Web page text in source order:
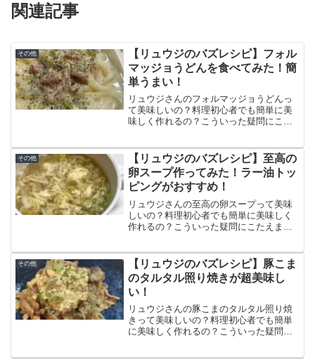
関連記事
その他
【リュウジのバズレシピ】フォル
マッジョうどんを食べてみた！簡
単うまい！
リュウジさんのフォルマッジョうどんっ
て美味しいの？料理初心者でも簡単に美
味しく作れるの？こういった疑問にこた
とめています。電子レンジ調理でめっち
ゃ簡単！クリーミーでとっても美味しい
うどんです！
その他
【リュウジのバズレシピ】至高の
卵スープ作ってみた！ラー油トッ
ピングがおすすめ！
リュウジさんの至高の卵スープって美味
しいの？料理初心者でも簡単に美味しく
作れるの？こういった疑問にこたえま
す。ふわふわの卵とシャキシャキのネギ
がめっちゃうまい。味変のラー油は必須
級です。
その他
【リュウジのバズレシピ】豚こま
のタルタル照り焼きが超美味し
い！
リュウジさんの豚こまのタルタル照り焼
きって美味しいの？料理初心者でも簡単
に美味しく作れるの？こういった疑問に